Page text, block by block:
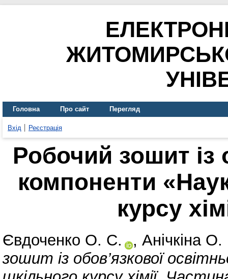
Головна Про сайт Перегляд
Вхід Реєстрація
Робочий зошит із
компоненти
курсу
Євдоченко О. С. , Анічкіна
зошит із обов’язкової